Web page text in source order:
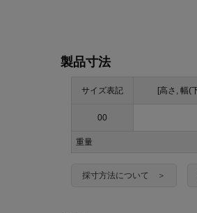
製品寸法
サイズ表記 [高さ, 幅(
00
重量
採寸方法について ＞